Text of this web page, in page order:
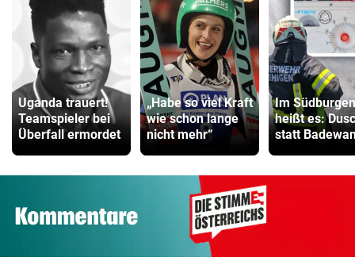
Uganda trauert!
Teamspieler bei
Überfall ermordet
„Habe so viel Kraft
wie schon lange
nicht mehr“
Im
heißt es:
statt